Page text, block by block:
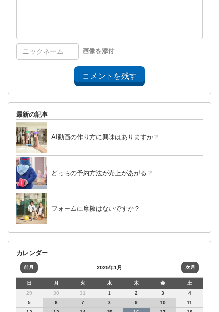
画像を添付
コメントを残す
最新の記事
AI動画の作り方に興味はありますか？
どっちの予約方法が売上があがる？
フォームに摩擦はないですか？
カレンダー
前月 2025年1月 次月
日 月 火 水 木 金
土
29
30 31 1 2 3
4
5
6 7 8 9 10
11